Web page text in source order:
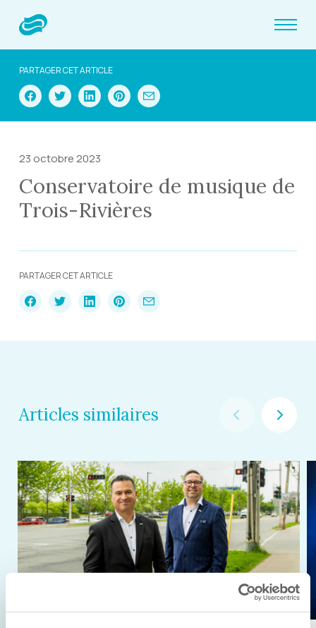
PARTAGER CET ARTICLE
23 octobre 2023
Conservatoire de musique de
Trois-Rivières
PARTAGER CET ARTICLE
Articles similaires